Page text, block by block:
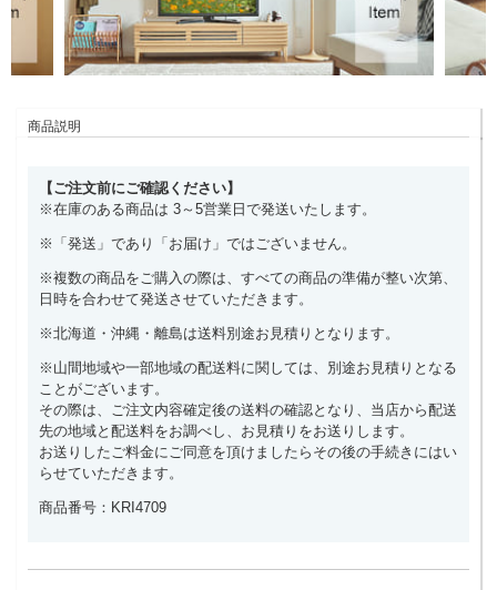
商品説明
【ご注文前にご確認ください】
※在庫のある商品は 3～5営業日で発送いたします。
※「発送」であり「お届け」ではございません。
※複数の商品をご購入の際は、すべての商品の準備が整い次第、
日時を合わせて発送させていただきます。
※北海道・沖縄・離島は送料別途お見積りとなります。
※山間地域や一部地域の配送料に関しては、別途お見積りとなる
ことがございます。
その際は、ご注文内容確定後の送料の確認となり、当店から配送
先の地域と配送料をお調べし、お見積りをお送りします。
お送りしたご料金にご同意を頂けましたらその後の手続きにはい
らせていただきます。
商品番号：KRI4709